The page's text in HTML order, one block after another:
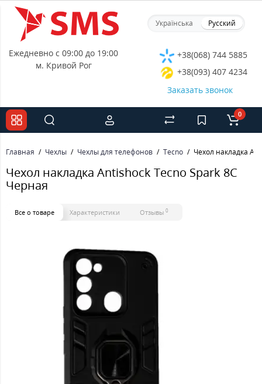
Українська Русский
Ежедневно с 09:00 до 19:00
м. Кривой Рог
+38(068) 744 5885
+38(093) 407 4234
Заказать звонок
0
Главная Чехлы Чехлы для телефонов Tecno Чехол накладка
Чехол накладка Antishock Tecno Spark 8C
Черная
Все о товаре Характеристики Отзывы 0